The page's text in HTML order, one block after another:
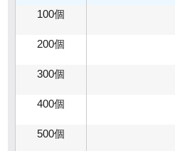
100個
200個
300個
400個
500個